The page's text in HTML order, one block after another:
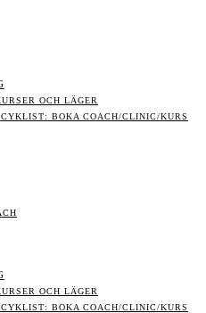
OCH LÄGER
BOKA COACH/CLINIC/KURS
OCH LÄGER
BOKA COACH/CLINIC/KURS